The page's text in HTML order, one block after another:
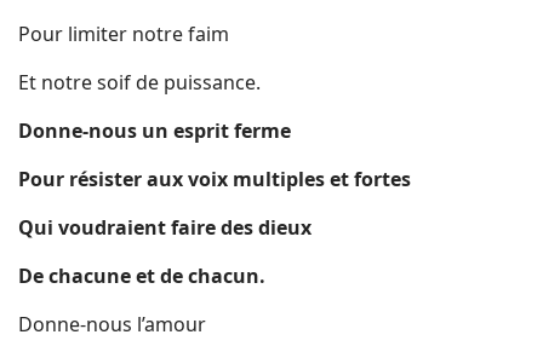
Pour limiter notre faim
Et notre soif de puissance.
Donne-nous un esprit ferme
Pour résister aux voix multiples et fortes
Qui voudraient faire des dieux
De chacune et de chacun.
Donne-nous l’amour